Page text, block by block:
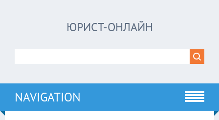
ЮРИСТ-ОНЛАЙН
NAVIGATION